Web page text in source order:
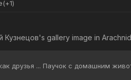
Кузнецов's gallery image in
друзья ... Паучок с домашним